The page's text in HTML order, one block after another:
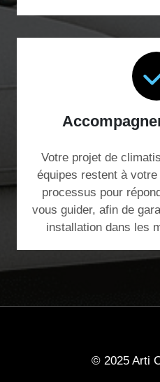
Votre projet de
équipes restent à
processus pour
vous guider, afin de
installation dans les
© 2025 Arti